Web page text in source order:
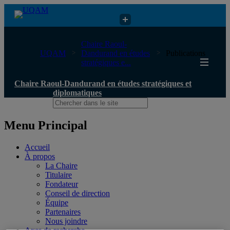
Chaire Raoul-Dandurand en études stratégiques et diplomatiques
UQAM
Chaire Raoul-
Dandurand en études
stratégiques e...
Publications
Chaire Raoul-Dandurand en études stratégiques et
diplomatiques
Menu Principal
Accueil
À propos
La Chaire
Titulaire
Fondateur
Conseil de direction
Équipe
Partenaires
Nous joindre